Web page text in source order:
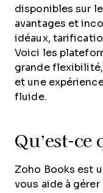
disponibles sur
avantages et
idéaux,
Voici les
grande
et une
fluide.
Qu’est-ce
Zoho Books est
vous aide à